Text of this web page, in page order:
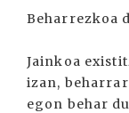
Beharrezkoa
Jainkoa
izan,
egon behar